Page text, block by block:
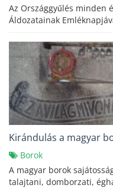
Az Országgyűlés minden
Áldozatainak
Kirándulás a magyar
Borok
A magyar borok
talajtani, domborzati,